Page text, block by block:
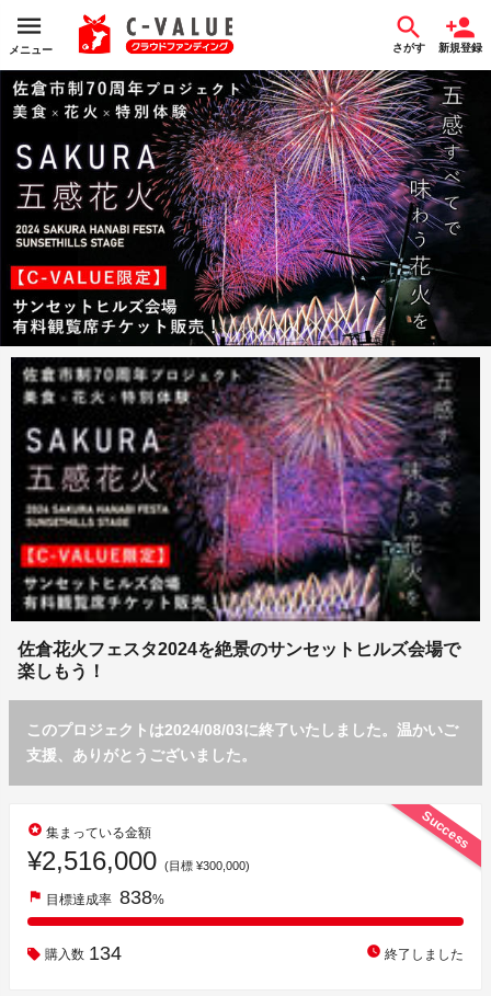
メニュー さがす 新規登録
佐倉花火フェスタ2024を絶景のサンセットヒルズ会場で
楽しもう！
このプロジェクトは2024/08/03に終了いたしました。温かいご
支援、ありがとうございました。
Success
stars 集まっている金額
¥2,516,000 (目標 ¥300,000)
flag 目標達成率 838%
購入数 134 watch_later 終了しました